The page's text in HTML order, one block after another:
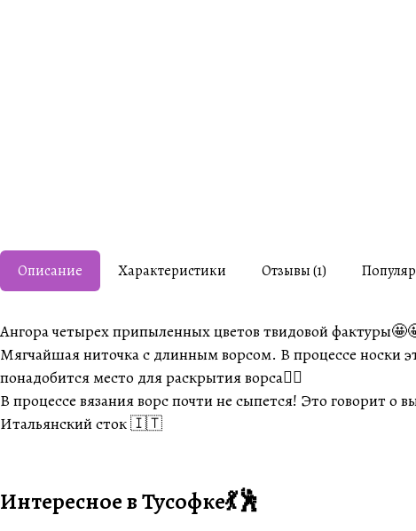
Описание Характеристики Отзывы (1)
Ангора четырех припыленных цветов твидовой
Мягчайшая ниточка с длинным ворсом. В процессе носки
понадобится место для раскрытия ворса👌🏼
В процессе вязания ворс почти не сыпется! Это говорит о
Итальянский сток 🇮🇹
Интересное в Тусофке💃🕺